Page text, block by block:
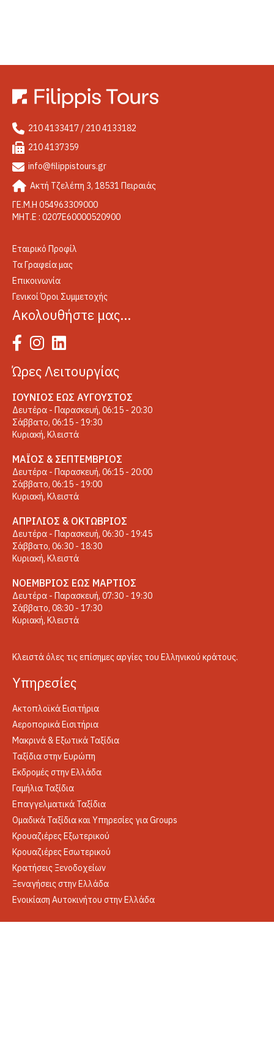
210 4133417 / 210 4133182
210 4137359
info@filippistours.gr
Ακτή Τζελέπη 3, 18531 Πειραιάς
ΓΕ.Μ.Η 054963309000
ΜΗΤ.Ε : 0207Ε60000520900
Εταιρικό Προφίλ
Τα Γραφεία μας
Επικοινωνία
Γενικοί Όροι Συμμετοχής
Ακολουθήστε μας…
Ώρες Λειτουργίας
ΙΟΎΝΙΟΣ ΈΩΣ ΑΎΓΟΥΣΤΟΣ
Δευτέρα - Παρασκευή, 06:15 - 20:30
Σάββατο, 06:15 - 19:30
Κυριακή, Κλειστά
ΜΆΙΟΣ & ΣΕΠΤΈΜΒΡΙΟΣ
Δευτέρα - Παρασκευή, 06:15 - 20:00
Σάββατο, 06:15 - 19:00
Κυριακή, Κλειστά
ΑΠΡΊΛΙΟΣ & ΟΚΤΏΒΡΙΟΣ
Δευτέρα - Παρασκευή, 06:30 - 19:45
Σάββατο, 06:30 - 18:30
Κυριακή, Κλειστά
ΝΟΈΜΒΡΙΟΣ ΈΩΣ ΜΆΡΤΙΟΣ
Δευτέρα - Παρασκευή, 07:30 - 19:30
Σάββατο, 08:30 - 17:30
Κυριακή, Κλειστά
Κλειστά όλες τις επίσημες αργίες του Ελληνικού κράτους.
Yπηρεσίες
Ακτοπλοϊκά Εισιτήρια
Αεροπορικά Εισιτήρια
Μακρινά & Εξωτικά Ταξίδια
Ταξίδια στην Ευρώπη
Εκδρομές στην Ελλάδα
Γαμήλια Ταξίδια
Επαγγελματικά Ταξίδια
Ομαδικά Ταξίδια και Υπηρεσίες για Groups
Κρουαζιέρες Εξωτερικού
Κρουαζιέρες Εσωτερικού
Κρατήσεις Ξενοδοχείων
Ξεναγήσεις στην Ελλάδα
Ενοικίαση Αυτοκινήτου στην Ελλάδα